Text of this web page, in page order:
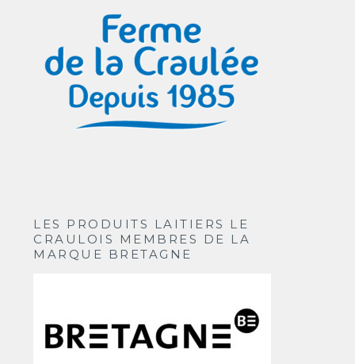
LES PRODUITS LAITIERS LE
CRAULOIS MEMBRES DE LA
MARQUE BRETAGNE